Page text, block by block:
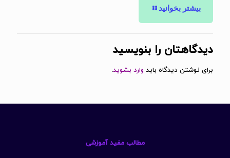
بیشتر بخوانید
دیدگاهتان را بنویسید
برای نوشتن دیدگاه باید وارد بشوید.
مطالب مفید آموزشی